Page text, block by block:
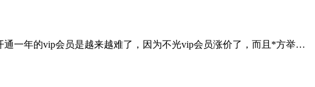
通一年的vip会员是越来越难了，因为不光vip会员涨价了，而且*方举…